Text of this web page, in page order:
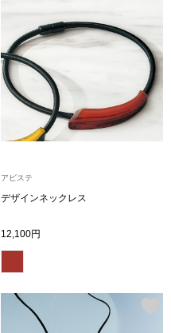
サンダル
財布／小物
その他
アビステ
デザインネックレス
12,100円